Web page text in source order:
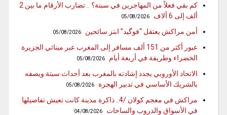
كم بقي فعلاً من المهاجرين في سبتة؟ .. تضارب الأرقام ما بين 2
ألف إلى 6 ألاف
05/08/2026
أمن مراكش يعتقل “فوگيد” ابتز سائحين 05/08/2026
عبور أكثر من 151 ألف مسافر إلى المغرب عبر مينائي الجزيرة
الخضراء وطريفة في أربعة أيام
05/08/2026
الاتحاد الأوروبي يجدد إشادته بالمغرب بعد أحداث سبتة ويصفه
بالشريك الأساسي في تدبير الهجرة
05/08/2026
مراكش في معجم كولان /4.. ذاكرة مدينة كانت تعيش تفاصيلها
في الأسواق والدروب والساحات
04/08/2026